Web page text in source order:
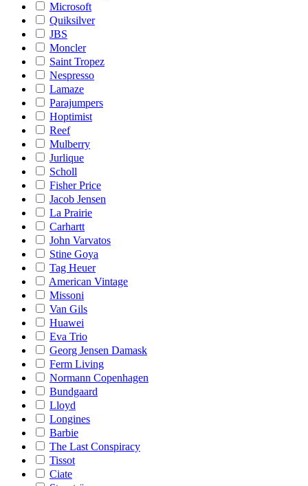
Microsoft
Quiksilver
JBS
Moncler
Saint Tropez
Nespresso
Lamaze
Parajumpers
Hoptimist
Reef
Mulberry
Jurlique
Scholl
Fisher Price
Jacob Jensen
La Prairie
Carhartt
John Varvatos
Stine Goya
Tag Heuer
American Vintage
Missoni
Van Gils
Huawei
Eva Trio
Georg Jensen Damask
Ferm Living
Normann Copenhagen
Bundgaard
Lloyd
Longines
Barbie
The Last Conspiracy
Tissot
Ciate